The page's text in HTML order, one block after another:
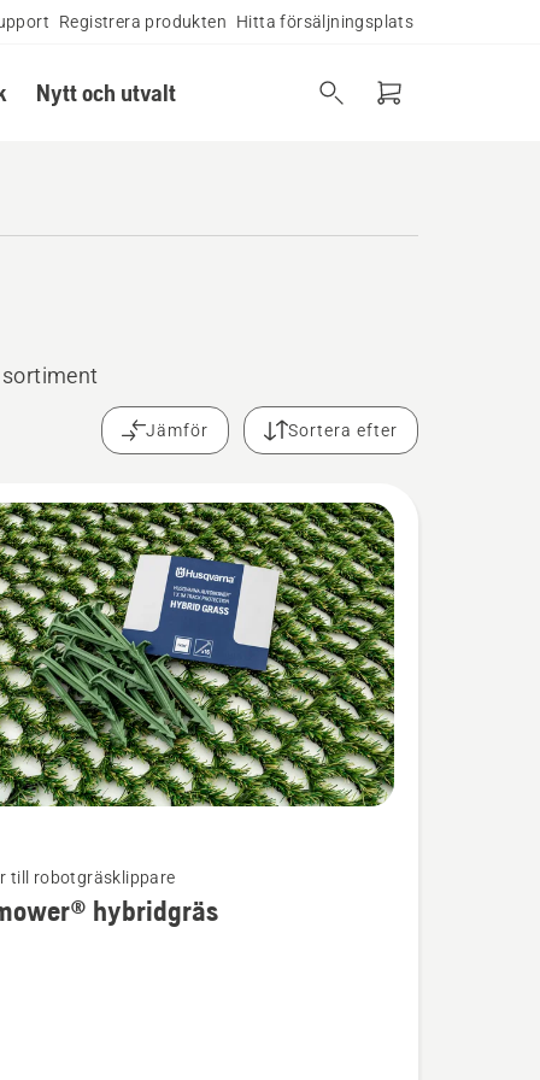
Registrera produkten Hitta försäljningsplats
Nytt och utvalt
Jämför Sortera efter
till robotgräsklippare
hybridgräs